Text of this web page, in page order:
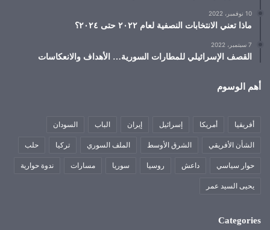
10 نوفمبر، 2022
ماذا تعني الانتخابات النصفية لعام ٢٠٢٢ حتى ٢٠٢٤؟
7 سبتمبر، 2022
القصف الإسرائيلي للمطارات السورية… الأهداف والانعكاسات
أهم الوسوم
أفريقيا أمريكا إسرائيل إيران الباب السودان
الشأن الأفريقي الشرق الأوسط الملف السوري تركيا حلب
حوار سياسي داعش روسيا سوريا مسارات ندوة حوارية
يحيى السيد عمر
Categories